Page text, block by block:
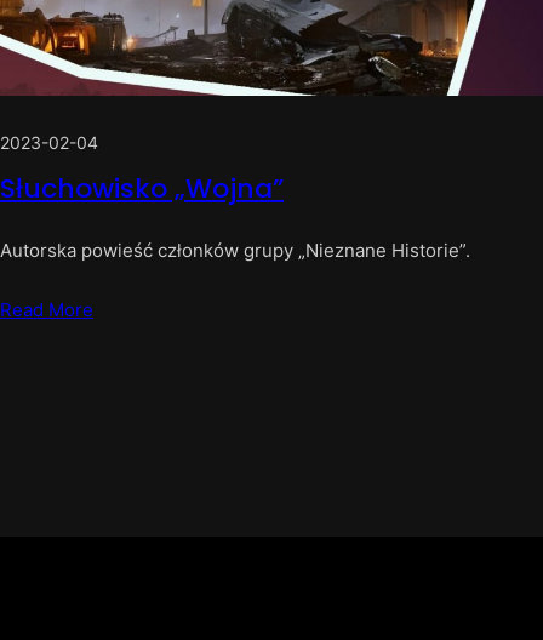
2023-02-04
Słuchowisko „Wojna”
Autorska powieść członków grupy „Nieznane Historie”.
Read More